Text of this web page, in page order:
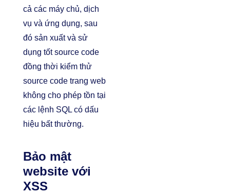
cả các máy chủ, dịch
vụ và ứng dụng, sau
đó sản xuất và sử
dụng tốt source code
đồng thời kiểm thử
source code trang web
không cho phép tồn tại
các lệnh SQL có dấu
hiệu bất thường.
Bảo mật
website với
XSS